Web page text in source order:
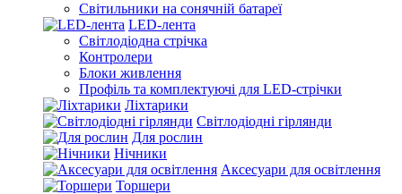
Світильники на сонячній батареї
LED-лента
Світлодіодна стрічка
Контролери
Блоки живлення
Профіль та комплектуючі для LED-стрічки
Ліхтарики
Світлодіодні гірлянди
Для рослин
Нічники
Аксесуари для освітлення
Торшери